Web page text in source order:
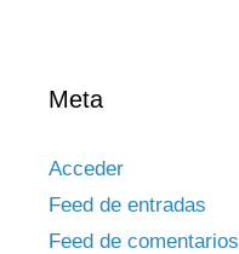
Meta
Acceder
Feed de entradas
Feed de comentarios